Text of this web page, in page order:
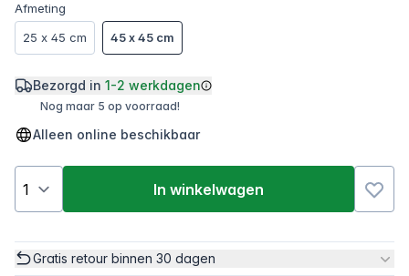
Afmeting
25 x 45 cm
45 x 45 cm
Bezorgd in 1-2 werkdagen
Nog maar 5 op voorraad!
Alleen online beschikbaar
In winkelwagen
Gratis retour binnen 30 dagen